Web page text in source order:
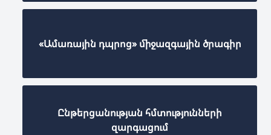
«Ամառային դպրոց» միջազգային ծրագիր
Ընթերցանության հմտությունների
զարգացում